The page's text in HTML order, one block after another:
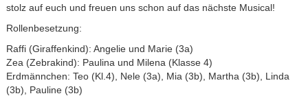
stolz auf euch und freuen uns schon auf das nächste Musical!
Rollenbesetzung:
Raffi (Giraffenkind): Angelie und Marie (3a)
Zea (Zebrakind): Paulina und Milena (Klasse 4)
Erdmännchen: Teo (Kl.4), Nele (3a), Mia (3b), Martha (3b), Linda
(3b), Pauline (3b)